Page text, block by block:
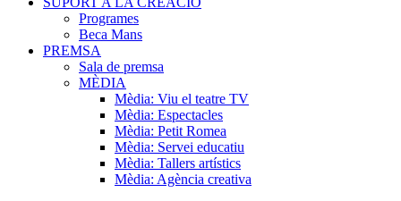
Programes
Beca Mans
PREMSA
Sala de premsa
MÈDIA
Mèdia: Viu el teatre TV
Mèdia: Espectacles
Mèdia: Petit Romea
Mèdia: Servei educatiu
Mèdia: Tallers artístics
Mèdia: Agència creativa